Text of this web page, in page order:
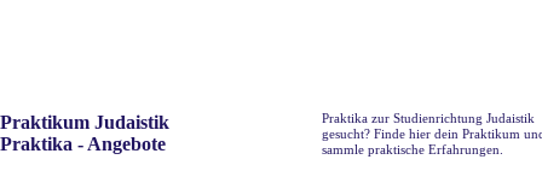
Praktikum Judaistik
Praktika - Angebote
Praktika zur Studienrichtung Judaistik
gesucht? Finde hier dein Praktikum
sammle praktische Erfahrungen.